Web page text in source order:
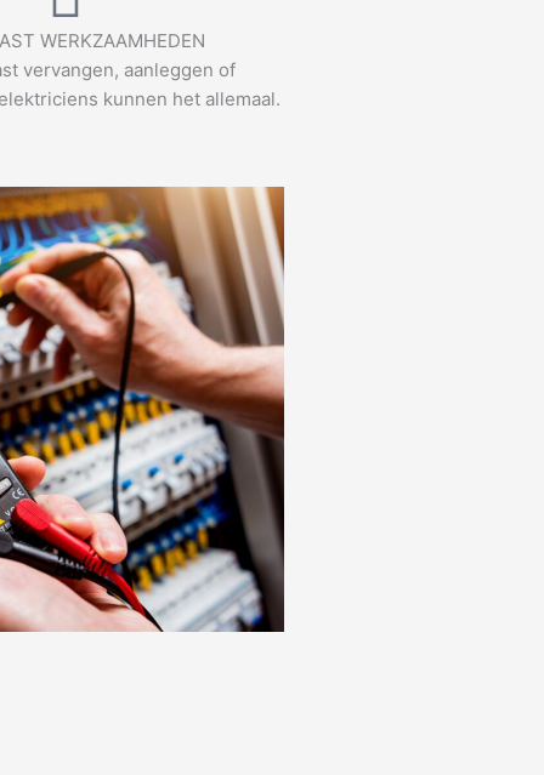
WERKZAAMHEDEN
vervangen, aanleggen of
kunnen het allemaal.